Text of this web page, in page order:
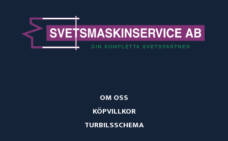
OM OSS
KÖPVILLKOR
TURBILSSCHEMA